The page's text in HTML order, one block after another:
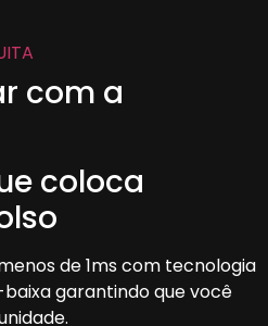
com a
coloca
de 1ms com tecnologia
garantindo que você